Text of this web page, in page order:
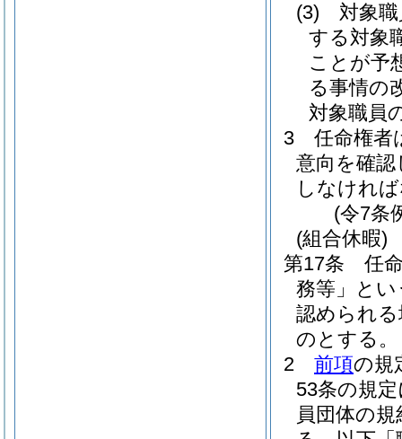
(3)
対象
する対象
ことが予
る事情の
対象職員
3
任命権者
意向を確
しなけれ
(令7条
(組合休暇)
第17条
任
務等」とい
認められ
のとする。
2
前項の規
53条の規
員団体の